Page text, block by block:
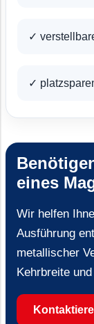
✓
✓
eines
Wir helfen
Ausführung
metallischer
Kehrbreite